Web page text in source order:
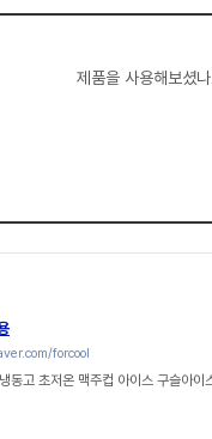
제품을 사용해보셨
forcool
동고 초저온 맥주컵 아이스 구슬아이